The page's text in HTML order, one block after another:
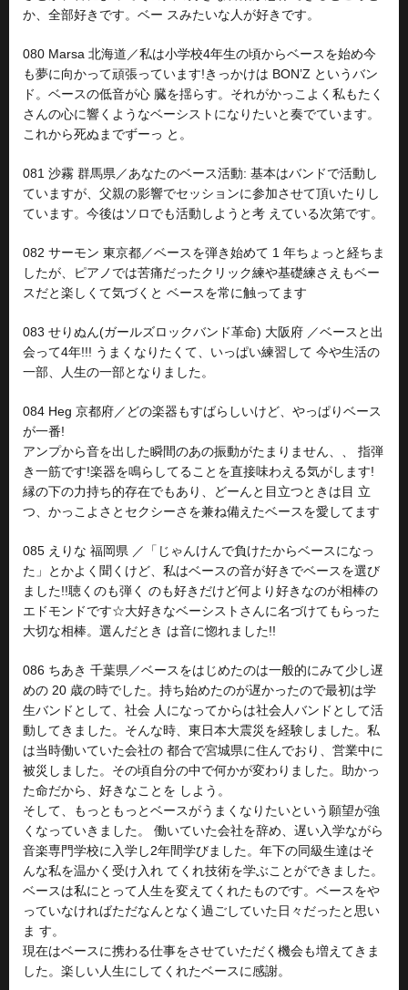
か、全部好きです。ベー スみたいな人が好きです。
080 Marsa 北海道／私は小学校4年生の頃からベースを始め今
も夢に向かって頑張っています!きっかけは BON’Z というバン
ド。ベースの低音が心 臓を揺らす。それがかっこよく私もたく
さんの心に響くようなベーシストになりたいと奏でています。
これから死ぬまでずーっ と。
081 沙霧 群馬県／あなたのベース活動: 基本はバンドで活動し
ていますが、父親の影響でセッションに参加させて頂いたりし
ています。今後はソロでも活動しようと考 えている次第です。
082 サーモン 東京都／ベースを弾き始めて 1 年ちょっと経ちま
したが、ピアノでは苦痛だったクリック練や基礎練さえもベー
スだと楽しくて気づくと ベースを常に触ってます
083 せりぬん(ガールズロックバンド革命) 大阪府 ／ベースと出
会って4年!!! うまくなりたくて、いっぱい練習して 今や生活の
一部、人生の一部となりました。
084 Heg 京都府／どの楽器もすばらしいけど、やっぱりベース
が一番!
アンプから音を出した瞬間のあの振動がたまりません、、 指弾
き一筋です!楽器を鳴らしてることを直接味わえる気がします!
縁の下の力持ち的存在でもあり、どーんと目立つときは目 立
つ、かっこよさとセクシーさを兼ね備えたベースを愛してます
085 えりな 福岡県 ／「じゃんけんで負けたからベースになっ
た」とかよく聞くけど、私はベースの音が好きでベースを選び
ました!!聴くのも弾く のも好きだけど何より好きなのが相棒の
エドモンドです☆大好きなベーシストさんに名づけてもらった
大切な相棒。選んだとき は音に惚れました!!
086 ちあき 千葉県／ベースをはじめたのは一般的にみて少し遅
めの 20 歳の時でした。持ち始めたのが遅かったので最初は学
生バンドとして、社会 人になってからは社会人バンドとして活
動してきました。そんな時、東日本大震災を経験しました。私
は当時働いていた会社の 都合で宮城県に住んでおり、営業中に
被災しました。その頃自分の中で何かが変わりました。助かっ
た命だから、好きなことを しよう。
そして、もっともっとベースがうまくなりたいという願望が強
くなっていきました。 働いていた会社を辞め、遅い入学ながら
音楽専門学校に入学し2年間学びました。年下の同級生達はそ
んな私を温かく受け入れ てくれ技術を学ぶことができました。
ベースは私にとって人生を変えてくれたものです。ベースをや
っていなければただなんとなく過ごしていた日々だったと思い
ま す。
現在はベースに携わる仕事をさせていただく機会も増えてきま
した。楽しい人生にしてくれたベースに感謝。